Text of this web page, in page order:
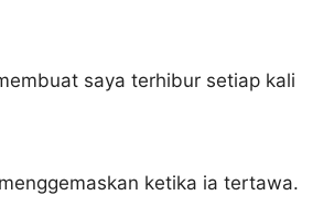
saya terhibur setiap kali
ketika ia tertawa.